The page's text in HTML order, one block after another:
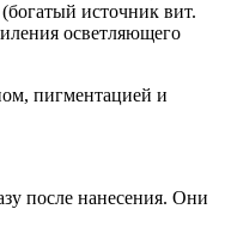
источник вит.
осветляющего
пигментацией и
после нанесения. Они